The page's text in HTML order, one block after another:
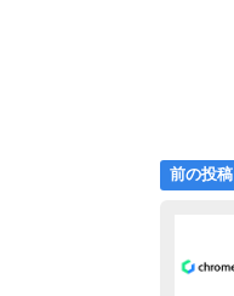
投
ナ
前の投稿